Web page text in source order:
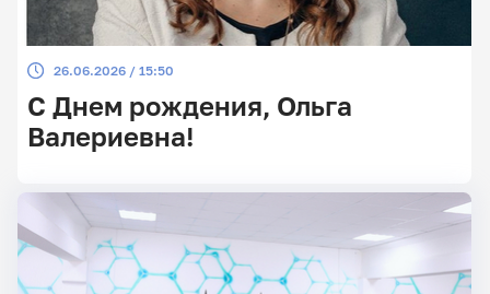
26.06.2026 / 15:50
С Днем рождения, Ольга
Валериевна!